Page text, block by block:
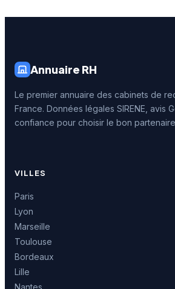
Annuaire RH
Le premier annuaire des cabinets de
France. Données légales SIRENE, avis
confiance pour choisir le bon partenaire
VILLES
Paris
Lyon
Marseille
Toulouse
Bordeaux
Lille
Nantes